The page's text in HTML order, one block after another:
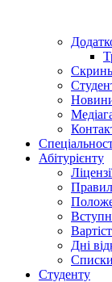
Абітурієнту
Дні
Студенту